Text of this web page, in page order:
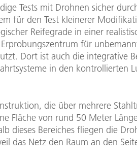
Tests mit Drohnen sicher
für den Test kleinerer
Reifegrade in einer
für
Dort ist auch die integrative
in den kontrollierten
die über mehrere
Fläche von rund 50 Meter
dieses Bereiches fliegen die
das Netz den Raum an den